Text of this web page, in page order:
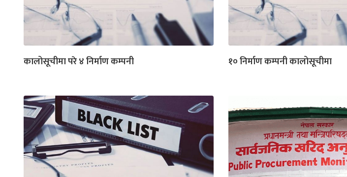
कालोसूचीमा परे ४ निर्माण कम्पनी १० निर्माण कम्पनी कालोसूचीमा